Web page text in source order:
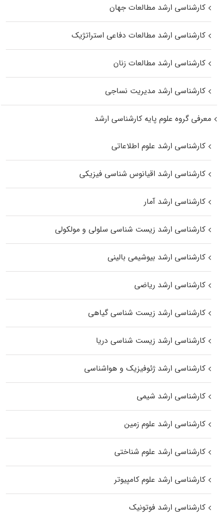
کارشناسی ارشد مطالعات جهان
کارشناسی ارشد مطالعات دفاعی استراتژیک
کارشناسی ارشد مطالعات زنان
کارشناسی ارشد مدیریت نساجی
معرفی گروه علوم پایه کارشناسی ارشد
کارشناسی ارشد علوم اطلاعاتی
کارشناسی ارشد اقیانوس‌ شناسی فیزیکی
کارشناسی ارشد آمار
کارشناسی ارشد زیست شناسی سلولی و مولکولی
کارشناسی ارشد بیوشیمی بالینی
کارشناسی ارشد ریاضی
کارشناسی ارشد زیست‌ شناسی گیاهی
کارشناسی ارشد زیست‌ شناسی دریا
کارشناسی ارشد ژئوفیزیک و هواشناسی
کارشناسی ارشد شیمی
کارشناسی ارشد علوم زمین
کارشناسی ارشد علوم شناختی
کارشناسی ارشد علوم کامپیوتر
کارشناسی ارشد فوتونیک